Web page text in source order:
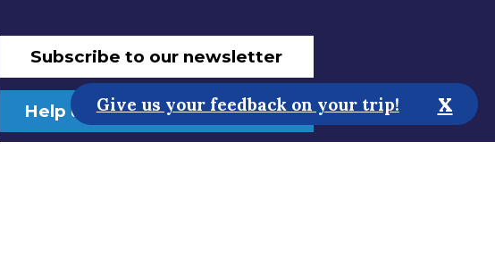
Subscribe to our newsletter
Help us improve the website!
Give us your feedback on your trip! x